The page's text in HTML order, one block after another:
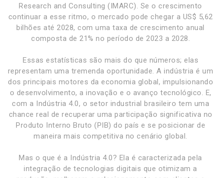
Research and Consulting (IMARC). Se o crescimento
continuar a esse ritmo, o mercado pode chegar a US$ 5,62
bilhões até 2028, com uma taxa de crescimento anual
composta de 21% no período de 2023 a 2028.
Essas estatísticas são mais do que números; elas
representam uma tremenda oportunidade. A indústria é um
dos principais motores da economia global, impulsionando
o desenvolvimento, a inovação e o avanço tecnológico. E,
com a Indústria 4.0, o setor industrial brasileiro tem uma
chance real de recuperar uma participação significativa no
Produto Interno Bruto (PIB) do país e se posicionar de
maneira mais competitiva no cenário global.
Mas o que é a Indústria 4.0? Ela é caracterizada pela
integração de tecnologias digitais que otimizam a